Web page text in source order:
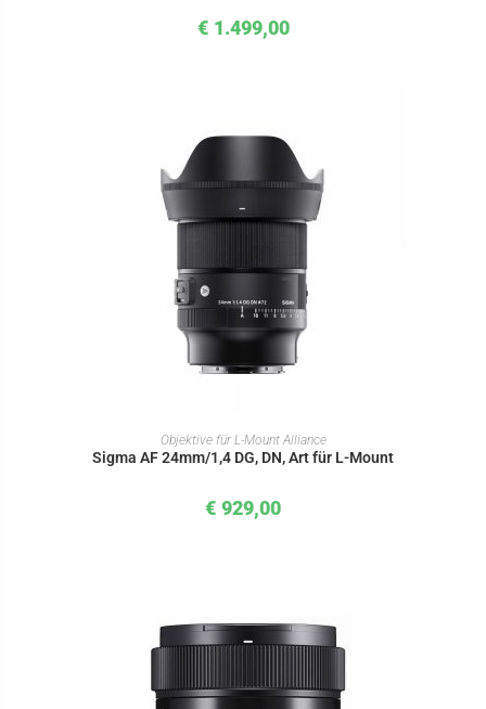
€ 1.499,00
IN DEN WARENKORB
Objektive für L-Mount Alliance
Sigma AF 24mm/1,4 DG, DN, Art für L-Mount
€ 929,00